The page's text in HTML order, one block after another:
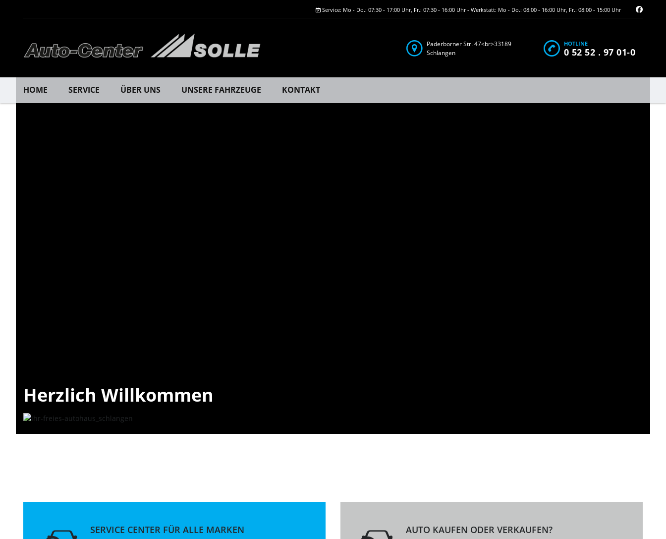
Service: Mo - Do.: 07:30 - 17:00 Uhr, Fr.: 07:30 - 16:00 Uhr - Werkstatt: Mo - Do.: 08:00 - 16:00 Uhr, Fr.: 08:00 - 15:00 Uhr
HOTLINE
0 52 52 . 97 01-0
Paderborner Str. 47<br>33189
Schlangen
HOME SERVICE ÜBER UNS UNSERE FAHRZEUGE KONTAKT
Herzlich Willkommen
SERVICE CENTER FÜR ALLE MARKEN AUTO KAUFEN ODER VERKAUFEN?